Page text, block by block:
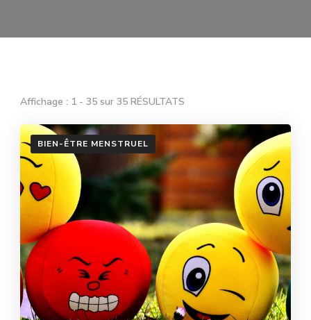
Affichage : 1 - 35 sur 35 RÉSULTATS
BIEN-ÊTRE MENSTRUEL